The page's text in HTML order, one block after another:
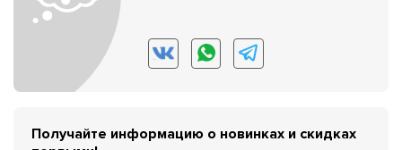
Получайте информацию о новинках и скидках